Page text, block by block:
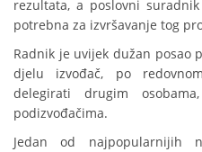
rezultata, a poslovni
potrebna za izvršavanje tog
Radnik je uvijek dužan posao
djelu izvođač, po
delegirati drugim
podizvođačima.
Jedan od najpopularnijih